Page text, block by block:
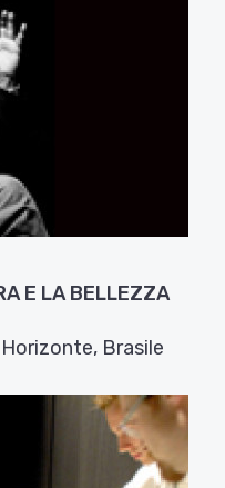
E LA BELLEZZA
Brasile